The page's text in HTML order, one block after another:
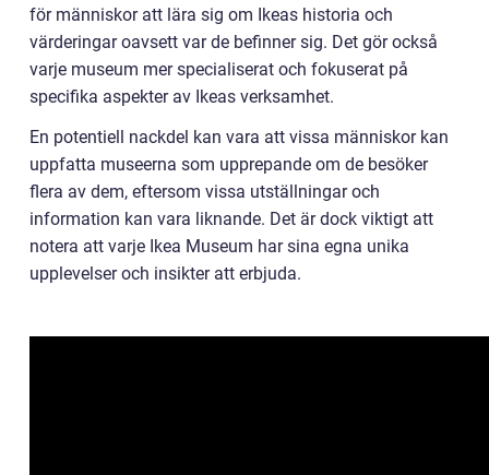
för människor att lära sig om Ikeas historia och
värderingar oavsett var de befinner sig. Det gör också
varje museum mer specialiserat och fokuserat på
specifika aspekter av Ikeas verksamhet.
En potentiell nackdel kan vara att vissa människor kan
uppfatta museerna som upprepande om de besöker
flera av dem, eftersom vissa utställningar och
information kan vara liknande. Det är dock viktigt att
notera att varje Ikea Museum har sina egna unika
upplevelser och insikter att erbjuda.